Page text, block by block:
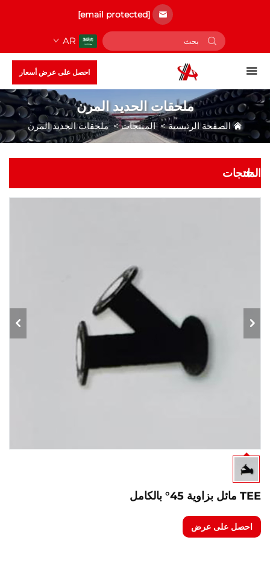
[email protected]
AR
احصل على عرض أسعار
ملحقات الحديد المرن
الصفحة الرئيسية>المنتجات>ملحقات الحديد المرن
المنتجات
TEE مائل بزاوية 45° بالكامل
احصل على عرض